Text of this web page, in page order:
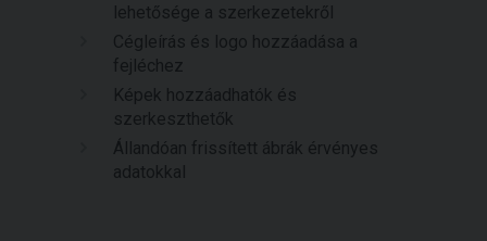
lehetősége a szerkezetekről
Cégleírás és logo hozzáadása a
fejléchez
Képek hozzáadhatók és
szerkeszthetők
Állandóan frissített ábrák érvényes
adatokkal